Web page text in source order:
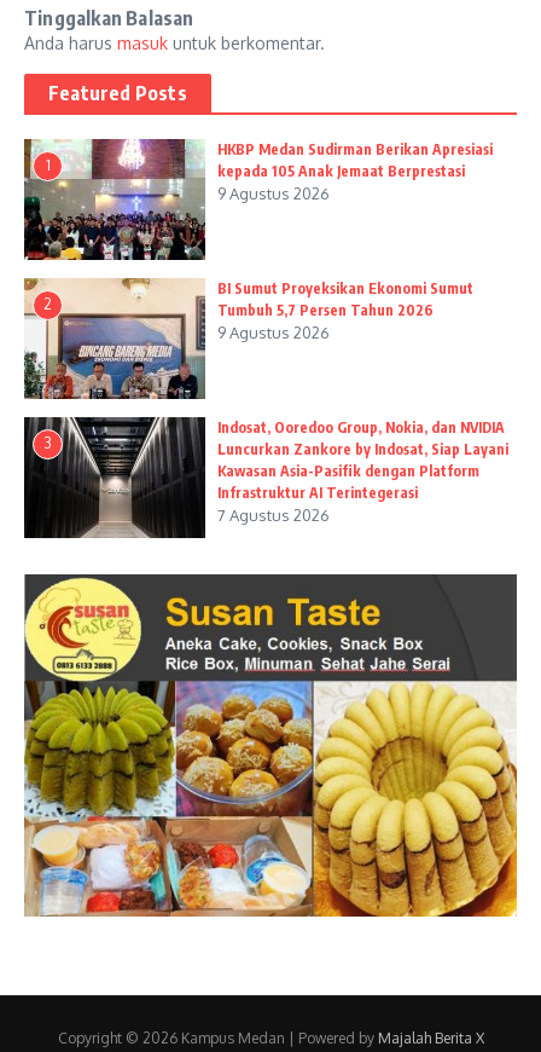
Tinggalkan Balasan
Anda harus masuk untuk berkomentar.
Featured Posts
1
HKBP Medan Sudirman Berikan Apresiasi
kepada 105 Anak Jemaat Berprestasi
9 Agustus 2026
2
BI Sumut Proyeksikan Ekonomi Sumut
Tumbuh 5,7 Persen Tahun 2026
9 Agustus 2026
3
Indosat, Ooredoo Group, Nokia, dan NVIDIA
Luncurkan Zankore by Indosat, Siap Layani
Kawasan Asia-Pasifik dengan Platform
Infrastruktur AI Terintegerasi
7 Agustus 2026
Copyright © 2026 Kampus Medan | Powered by Majalah Berita X